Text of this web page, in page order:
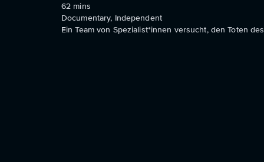
62 mins
Documentary, Independent
Ein Team von Spezialist*innen versucht, den Toten